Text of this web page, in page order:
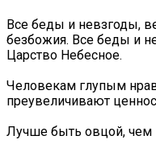
Все беды и невзгоды,
безбожия. Все беды и
Царство Небесное.
Человекам глупым
преувеличивают
Лучше быть овцой, чем